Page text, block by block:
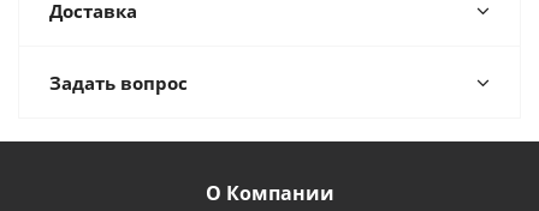
Доставка
Задать вопрос
О Компании